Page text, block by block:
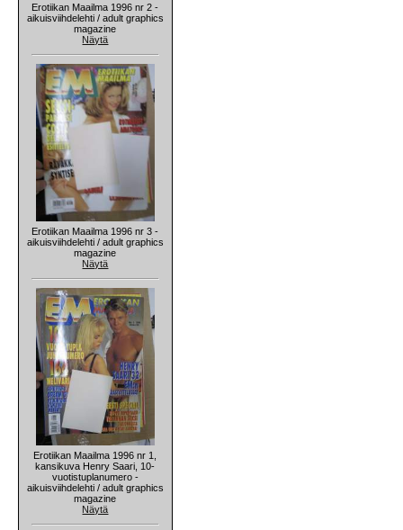
Erotiikan Maailma 1996 nr 2 -
aikuisviihdelehti / adult graphics
magazine
Näytä
Erotiikan Maailma 1996 nr 3 -
aikuisviihdelehti / adult graphics
magazine
Näytä
Erotiikan Maailma 1996 nr 1,
kansikuva Henry Saari, 10-
vuotistuplanumero -
aikuisviihdelehti / adult graphics
magazine
Näytä